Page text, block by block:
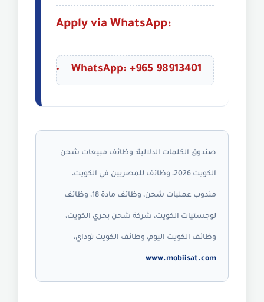
Apply via WhatsApp:
WhatsApp: +965 98913401
صندوق الكلمات الدلالية: وظائف مبيعات شحن
الكويت 2026، وظائف للمصريين في الكويت،
مندوب عمليات شحن، وظائف مادة 18، وظائف
لوجستيات الكويت، شركة شحن بحري الكويت،
وظائف الكويت اليوم، وظائف الكويت توداي،
www.mobiisat.com